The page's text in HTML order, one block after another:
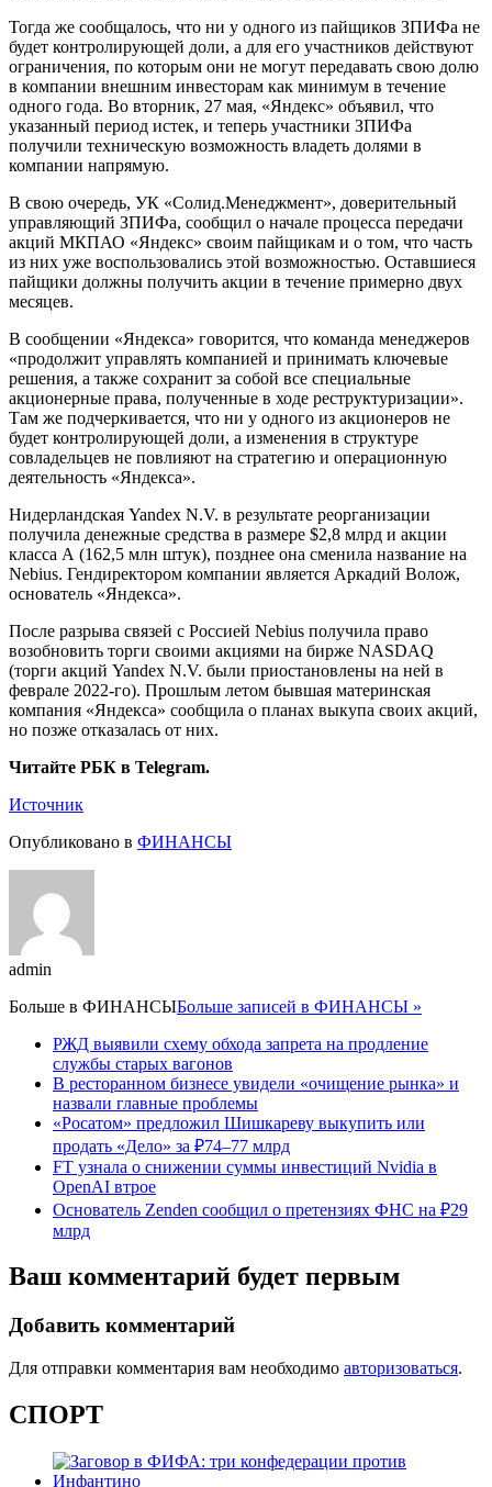
Тогда же сообщалось, что ни у одного из пайщиков ЗПИФа не
будет контролирующей доли, а для его участников действуют
ограничения, по которым они не могут передавать свою долю
в компании внешним инвесторам как минимум в течение
одного года. Во вторник, 27 мая, «Яндекс» объявил, что
указанный период истек, и теперь участники ЗПИФа
получили техническую возможность владеть долями в
компании напрямую.
В свою очередь, УК «Солид.Менеджмент», доверительный
управляющий ЗПИФа, сообщил о начале процесса передачи
акций МКПАО «Яндекс» своим пайщикам и о том, что часть
из них уже воспользовались этой возможностью. Оставшиеся
пайщики должны получить акции в течение примерно двух
месяцев.
В сообщении «Яндекса» говорится, что команда менеджеров
«продолжит управлять компанией и принимать ключевые
решения, а также сохранит за собой все специальные
акционерные права, полученные в ходе реструктуризации».
Там же подчеркивается, что ни у одного из акционеров не
будет контролирующей доли, а изменения в структуре
совладельцев не повлияют на стратегию и операционную
деятельность «Яндекса».
Нидерландская Yandex N.V. в результате реорганизации
получила денежные средства в размере $2,8 млрд и акции
класса А (162,5 млн штук), позднее она сменила название на
Nebius. Гендиректором компании является Аркадий Волож,
основатель «Яндекса».
После разрыва связей с Россией Nebius получила право
возобновить торги своими акциями на бирже NASDAQ
(торги акций Yandex N.V. были приостановлены на ней в
феврале 2022-го). Прошлым летом бывшая материнская
компания «Яндекса» сообщила о планах выкупа своих акций,
но позже отказалась от них.
Читайте РБК в Telegram.
Источник
Опубликовано в ФИНАНСЫ
admin
Больше в ФИНАНСЫБольше записей в ФИНАНСЫ »
РЖД выявили схему обхода запрета на продление
службы старых вагонов
В ресторанном бизнесе увидели «очищение рынка» и
назвали главные проблемы
«Росатом» предложил Шишкареву выкупить или
продать «Дело» за ₽74–77 млрд
FT узнала о снижении суммы инвестиций Nvidia в
OpenAI втрое
Основатель Zenden сообщил о претензиях ФНС на ₽29
млрд
Ваш комментарий будет первым
Добавить комментарий
Для отправки комментария вам необходимо авторизоваться.
СПОРТ